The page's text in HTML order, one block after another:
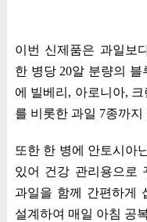
이번 신제품은 과일보
한 병당20알 분량의 블
에 빌베리 , 아로니아, 크
를 비롯한 과일 7종까지
또한 한 병에 안토시아
있어 건강 관리용으로
과일을 함께 간편하게
설계하여 매일 아침 공